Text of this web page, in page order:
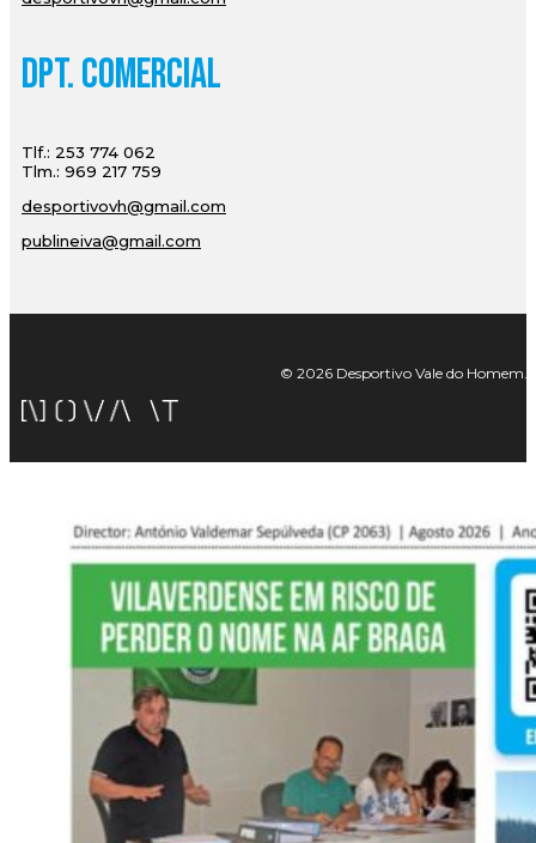
Dpt. Comercial
Tlf.: 253 774 062
Tlm.: 969 217 759
desportivovh@gmail.com
publineiva@gmail.com
© 2026 Desportivo Vale do Homem.